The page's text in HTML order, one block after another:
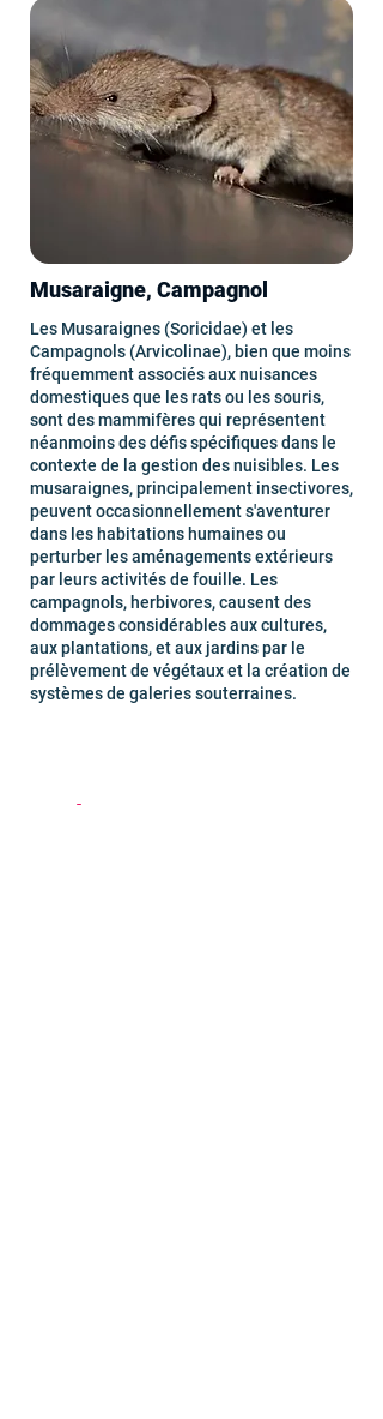
Musaraigne, Campagnol
Les Musaraignes (Soricidae) et les
Campagnols (Arvicolinae), bien que moins
fréquemment associés aux nuisances
domestiques que les rats ou les souris,
sont des mammifères qui représentent
néanmoins des défis spécifiques dans le
contexte de la gestion des nuisibles. Les
musaraignes, principalement insectivores,
peuvent occasionnellement s'aventurer
dans les habitations humaines ou
perturber les aménagements extérieurs
par leurs activités de fouille. Les
campagnols, herbivores, causent des
dommages considérables aux cultures,
aux plantations, et aux jardins par le
prélèvement de végétaux et la création de
systèmes de galeries souterraines.
Déplacement en Essonne et